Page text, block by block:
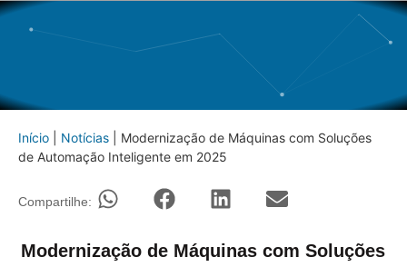
Início Notícias
Modernização de Máquinas com Soluções
de Automação Inteligente em 2025
Compartilhe:
Modernização de Máquinas com Soluções